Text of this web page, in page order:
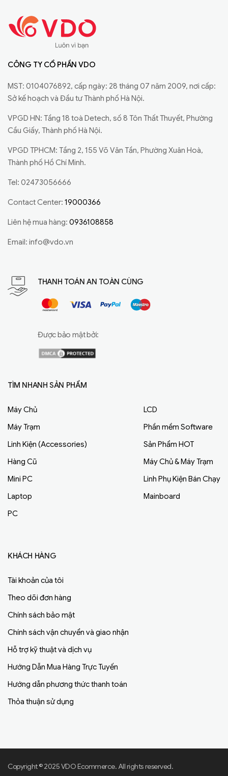
CÔNG TY CỔ PHẦN VDO
MST: 0104076892, cấp ngày: 28 tháng 07 năm 2009, nơi cấp:
Sở kế hoạch và Đầu tư Thành phố Hà Nội.
VPGD HN: Tầng 18 toà Detech, số 8 Tôn Thất Thuyết, Phường
Cầu Giấy, Thành phố Hà Nội.
VPGD TPHCM: Tầng 2, 155 Võ Văn Tần, Phường Xuân Hoà,
Thành phố Hồ Chí Minh.
Tel: 02473056666
Contact Center: 19000366
Liên hệ mua hàng: 0936108858
Email: info@vdo.vn
THANH TOÁN AN TOÀN CÙNG
Được bảo mật bởi:
TÌM NHANH SẢN PHẨM
Máy Chủ
Máy Trạm
Linh Kiện (Accessories)
Hàng Cũ
Mini PC
Laptop
PC
LCD
Phần mềm Software
Sản Phẩm HOT
Máy Chủ & Máy Trạm
Linh Phụ Kiện Bán Chạy
Mainboard
KHÁCH HÀNG
Tài khoản của tôi
Theo dõi đơn hàng
Chính sách bảo mật
Chính sách vận chuyển và giao nhận
Hỗ trợ kỹ thuật và dịch vụ
Hướng Dẫn Mua Hàng Trực Tuyến
Hướng dẫn phương thức thanh toán
Thỏa thuận sử dụng
Copyright © 2025 VDO Ecommerce. All rights reserved.